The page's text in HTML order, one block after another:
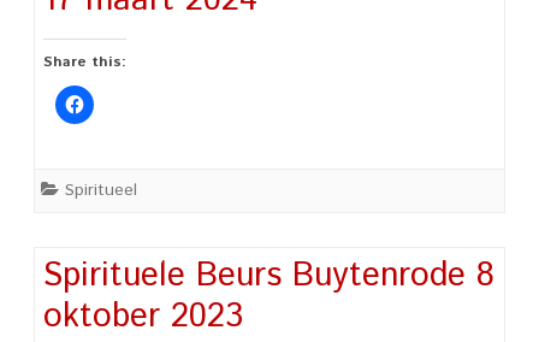
Share this:
Spiritueel
Spirituele Beurs Buytenrode 8
oktober 2023